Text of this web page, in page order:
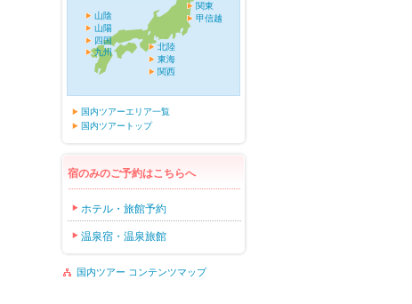
関東
甲信越
北陸
東海
関西
山陰
山陽
四国
九州
国内ツアーエリア一覧
国内ツアートップ
宿のみのご予約はこちらへ
ホテル・旅館予約
温泉宿・温泉旅館
国内ツアー コンテンツマップ